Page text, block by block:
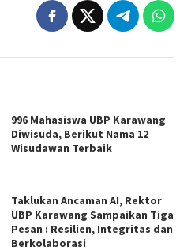
996 Mahasiswa UBP Karawang
Diwisuda, Berikut Nama 12
Wisudawan Terbaik
Taklukan Ancaman AI, Rektor
UBP Karawang Sampaikan Tiga
Pesan : Resilien, Integritas dan
Berkolaborasi